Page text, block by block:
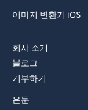
이미지 변환기 iOS
회사 소개
블로그
기부하기
은둔